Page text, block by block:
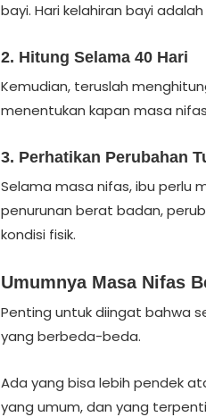
bayi. Hari kelahiran bayi
2. Hitung Selama 40 Hari
Kemudian, teruslah
menentukan kapan masa
3. Perhatikan Perubahan
Selama masa nifas, ibu perlu
penurunan berat badan,
kondisi fisik.
Umumnya Masa Nifas
Penting untuk diingat bahwa
yang berbeda-beda.
Ada yang bisa lebih pendek
yang umum, dan yang